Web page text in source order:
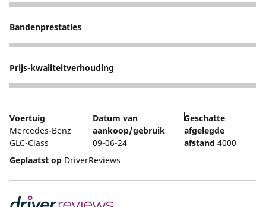
5
Bandenprestaties
5
Prijs-kwaliteitverhouding
4
Voertuig
Mercedes-Benz
GLC-Class
Datum van
aankoop/gebruik
09-06-24
Geschatte
afgelegde
afstand 4000
Geplaatst op DriverReviews